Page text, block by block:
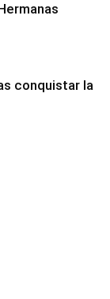
conquistar la